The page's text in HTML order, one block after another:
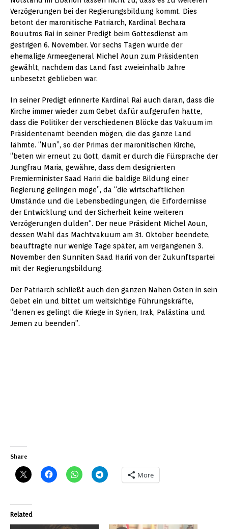
Verzögerungen bei der Regierungsbildung kommt. Dies
betont der maronitische Patriarch, Kardinal Bechara
Bouutros Rai in seiner Predigt beim Gottesdienst am
gestrigen 6. November. Vor sechs Tagen wurde der
ehemalige Armeegeneral Michel Aoun zum Präsidenten
gewählt, nachdem das Land fast zweieinhalb Jahre
unbesetzt geblieben war.
In seiner Predigt erinnerte Kardinal Rai auch daran, dass die
Kirche immer wieder zum Gebet dafür aufgerufen hatte,
dass die Politiker der verschiedenen Blöcke das Vakuum im
Präsidentenamt beenden mögen, die das ganze Land
lähmte. “Nun”, so der Primas der maronitischen Kirche,
“beten wir erneut zu Gott, damit er durch die Fürsprache der
Jungfrau Maria, gewähre, dass dem designierten
Premierminister Saad Hariri die baldige Bildung einer
Regierung gelingen möge”, da “die wirtschaftlichen
Umstände und die Lebensbedingungen, die Erfordernisse
der Entwicklung und der Sicherheit keine weiteren
Verzögerungen dulden“. Der neue Präsident Michel Aoun,
dessen Wahl das Machtvakuum am 31. Oktober beendete,
beauftragte nur wenige Tage später, am vergangenen 3.
November den Sunniten Saad Hariri von der Zukunftspartei
mit der Regierungsbildung.
Der Patriarch schließt auch den ganzen Nahen Osten in sein
Gebet ein und bittet um weitsichtige Führungskräfte,
“denen es gelingt die Kriege in Syrien, Irak, Palästina und
Jemen zu beenden”.
Share
More
Related